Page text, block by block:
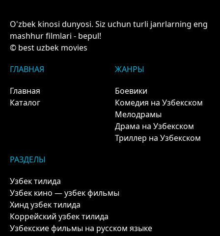
O'zbek kinosi dunyosi. Siz uchun turli janrlarning eng
mashhur filmlari - bepul!
© best uzbek movies
ГЛАВНАЯ
Главная
Каталог
ЖАНРЫ
Боевики
Комедия на Узбекском
Мелодрамы
Драма на Узбекском
Триллер на Узбекском
РАЗДЕЛЫ
Узбек тилида
Узбек кино — узбек фильмы
Хинд узбек тилида
Коррейский узбек тилида
Узбекские фильмы на русском языке